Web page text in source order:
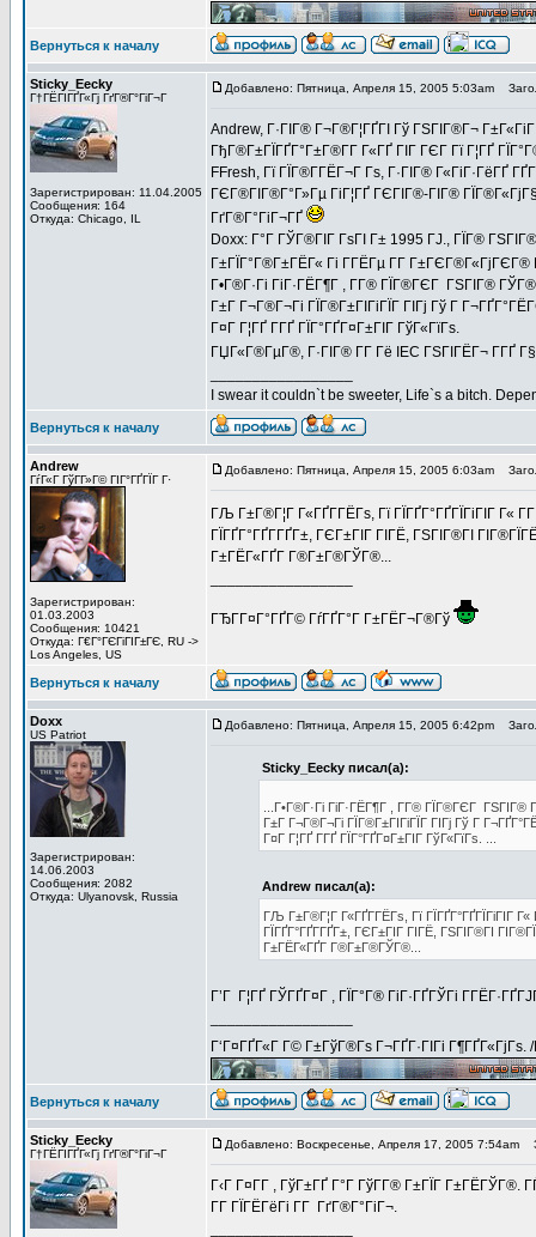
Вернуться к началу
Sticky_Eecky
Г†ГЁГІГҐГ«Гј ГґГ®Г°ГіГ¬Г
Зарегистрирован: 11.04.2005
Сообщения: 164
Откуда: Chicago, IL
Добавлено: Пятница, Апреля 15, 2005 5:03am
Andrew, Г·ГІГ® Г¬Г®Г¦ГҐГІ Гў ГЅГІГ®Г¬
ГђГ®Г±ГЇГҐГ°Г±Г®Г­Г Г«ГҐ ГІГ ГЄГ Гї Г¦ГҐ
FFresh, Гї ГЇГ®Г­ГЁГ¬Г Гѕ, Г·ГІГ® Г«ГіГ·ГёГҐ
ГЄГ®ГІГ®Г°Г»Гµ ГіГ¦ГҐ ГЄГІГ®-ГІГ®
ГґГ®Г°ГіГ¬ГҐ
Doxx: Г°Г ГЎГ®ГІГ ГѕГІ Г± 1995 ГЈ., ГЇГ®
Г±ГЇГ°Г®Г±ГЁГ« Гі Г­ГЁГµ Г­Г Г±ГЄГ®Г«ГјГЄГ®
Г•Г®Г·Гі ГіГ·ГЁГ¶Г , Г­Г® ГЇГ®ГЄГ ГЅГІГ®
Г±Г Г¬Г®Г¬Гі ГЇГ®Г±ГІГіГЇГ ГІГј Гў Г
Г¤Г Г¦ГҐ Г­ГҐ ГЇГ°ГҐГ¤Г±ГІГ ГўГ«ГїГѕ.
ГЏГ«Г®ГµГ®, Г·ГІГ® Г­Г Гё IEC ГЅГІГЁГ¬ Г­ГҐ
I swear it couldn`t be sweeter, Life`s a bitch.
Вернуться к началу
Andrew
ГѓГ«Г ГўГ­Г»Г© ГІГ°ГҐГЇГ Г·
Зарегистрирован:
01.03.2003
Сообщения: 10421
Откуда: Г€Г°ГЄГіГІГ±ГЄ, RU ->
Los Angeles, US
Добавлено: Пятница, Апреля 15, 2005 6:03am
ГЉ Г±Г®Г¦Г Г«ГҐГ­ГЁГѕ, Гї ГЇГҐГ°ГҐГЇГіГІГ
ГЇГҐГ°ГҐГ­ГҐГ±, ГЄГ±ГІГ ГІГЁ, ГЅГІГ®ГІ
Г±ГЁГ«ГҐГ­ Г®Г±Г®ГЎГ®...
ГЂГ­Г¤Г°ГҐГ© ГѓГҐГ°Г Г±ГЁГ¬Г®Гў
Вернуться к началу
Doxx
US Patriot
Зарегистрирован:
14.06.2003
Сообщения: 2082
Откуда: Ulyanovsk, Russia
Добавлено: Пятница, Апреля 15, 2005 6:42pm
Sticky_Eecky писал(а):
...Г•Г®Г·Гі ГіГ·ГЁГ¶Г , Г­Г® ГЇГ®ГЄГ
Г±Г Г¬Г®Г¬Гі ГЇГ®Г±ГІГіГЇГ ГІГј Гў Г
Г¤Г Г¦ГҐ Г­ГҐ ГЇГ°ГҐГ¤Г±ГІГ ГўГ«ГїГѕ. ...
Andrew писал(а):
ГЉ Г±Г®Г¦Г Г«ГҐГ­ГЁГѕ, Гї
ГЇГҐГ°ГҐГ­ГҐГ±, ГЄГ±ГІГ ГІГЁ, ГЅГІГ®ГІ
Г±ГЁГ«ГҐГ­ Г®Г±Г®ГЎГ®...
Г’Г Г¦ГҐ ГЎГҐГ¤Г , ГЇГ°Г® ГіГ·ГҐГЎГі
Г‘Г¤ГҐГ«Г Г© Г±ГўГ®Гѕ Г¬ГҐГ·ГІГі Г¶ГҐГ«ГјГѕ.
Вернуться к началу
Sticky_Eecky
Г†ГЁГІГҐГ«Гј ГґГ®Г°ГіГ¬Г
Добавлено: Воскресенье, Апреля 17, 2005 7:54am
Г‹Г Г¤Г­Г , ГўГ±ГҐ Г°Г ГўГ­Г® Г±ГЇГ Г±ГЁГЎГ®.
Г­Г ГЇГЁГёГі Г­Г ГґГ®Г°ГіГ¬.